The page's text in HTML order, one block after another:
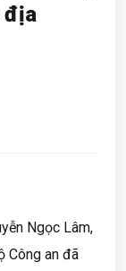
địa
Ngọc Lâm,
Công an đã